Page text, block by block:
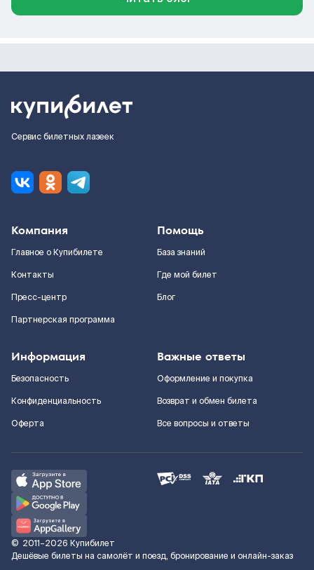
Сервис билетных лазеек
Компания
Главное о Купибилете
Контакты
Пресс-центр
Партнерская программа
Помощь
База знаний
Где мой билет
Блог
Информация
Безопасность
Конфиденциальность
Оферта
Важные ответы
Оформление и покупка
Возврат и обмен билета
Все вопросы и ответы
© 2011–2026 Купибилет
Дешёвые билеты на самолёт и поезд, бронирование и онлайн-заказ